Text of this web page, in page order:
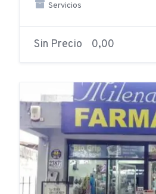
Servicios
Sin Precio 0,00